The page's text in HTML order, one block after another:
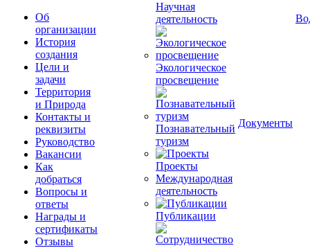
Об
организации
История
создания
Цели и
задачи
Территория
и Природа
Контакты и
реквизиты
Руководство
Вакансии
Как
добраться
Вопросы и
ответы
Награды и
сертификаты
Отзывы
Научная
деятельность
Экологическое
просвещение
Познавательный
туризм
Проекты
Международная
деятельность
Публикации
Документы